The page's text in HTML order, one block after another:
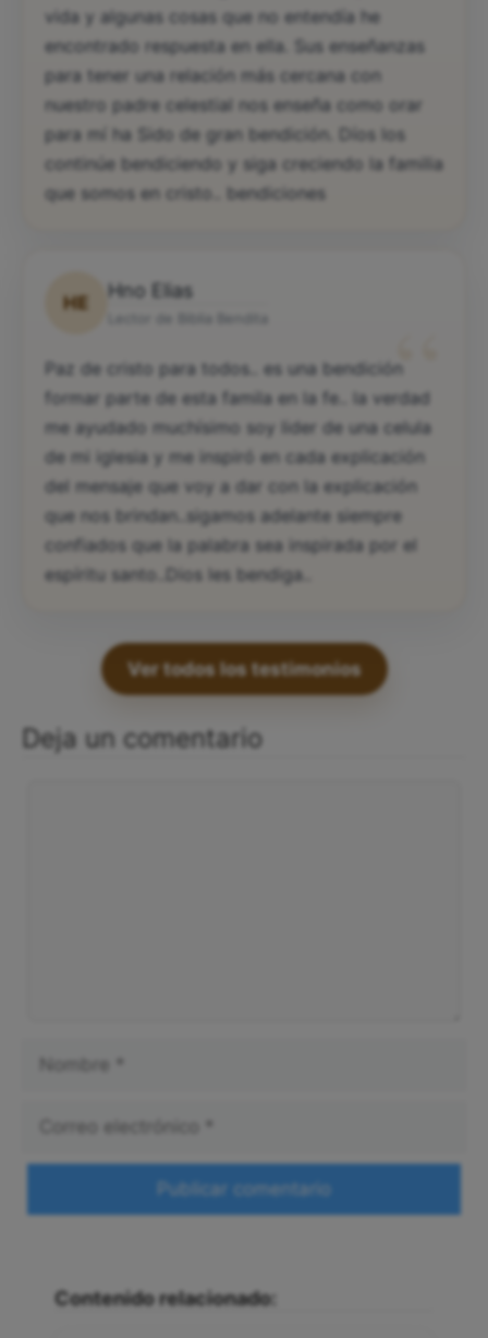
vida y algunas cosas que no entendía he
encontrado respuesta en ella. Sus enseñanzas
para tener una relación más cercana con
nuestro padre celestial nos enseña como orar
para mí ha Sido de gran bendición. Díos los
continúe bendiciendo y siga creciendo la familia
que somos en cristo.. bendiciones
HE
Hno Elias
“
Paz de cristo para todos.. es una bendición
formar parte de esta famila en la fe.. la verdad
me ayudado muchísimo soy lider de una celula
de mi iglesia y me inspiró en cada explicación
del mensaje que voy a dar con la explicación
que nos brindan..sigamos adelante siempre
confiados que la palabra sea inspirada por el
espíritu santo..Dios les bendiga..
Ver todos los testimonios
Deja un comentario
Contenido relacionado: